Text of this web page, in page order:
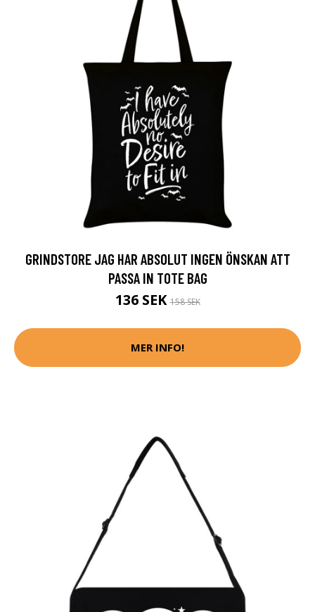
GRINDSTORE JAG HAR ABSOLUT INGEN ÖNSKAN ATT
PASSA IN TOTE BAG
136 SEK158 SEK
MER INFO!